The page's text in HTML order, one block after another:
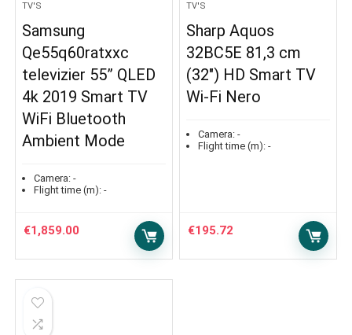
TV'S
Samsung
Qe55q60ratxxc
televizier 55” QLED
4k 2019 Smart TV
WiFi Bluetooth
Ambient Mode
Camera: -
Flight time (m): -
€1,859.00
TV'S
Sharp Aquos
32BC5E 81,3 cm
(32″) HD Smart TV
Wi-Fi Nero
Camera: -
Flight time (m): -
€195.72